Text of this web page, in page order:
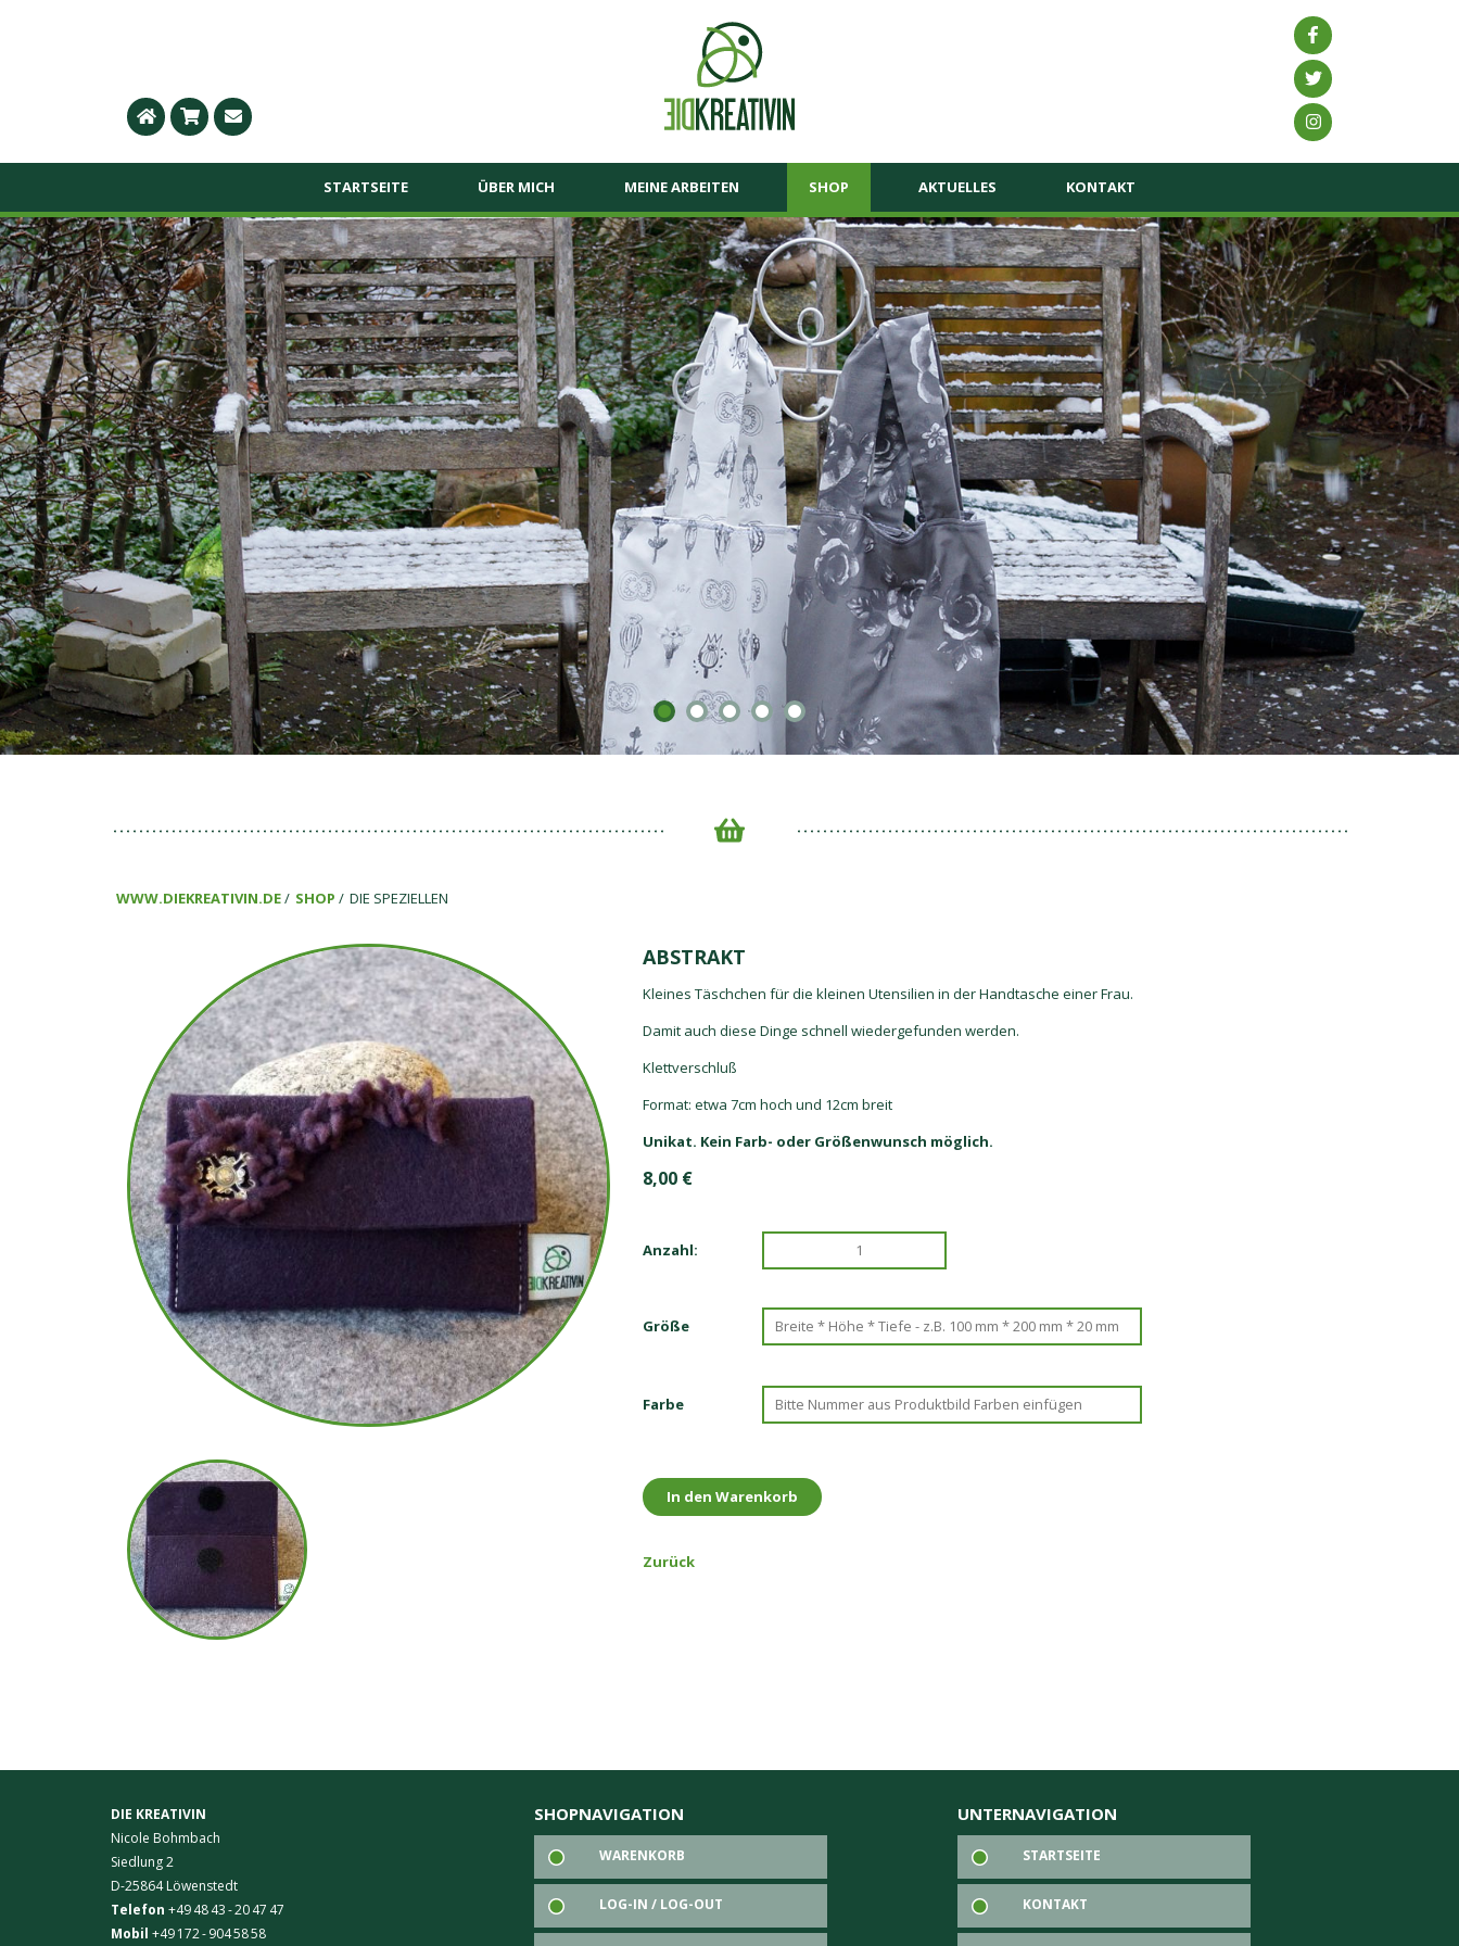
STARTSEITE ÜBER MICH MEINE ARBEITEN SHOP AKTUELLES KONTAKT
WWW.DIEKREATIVIN.DE SHOP DIE SPEZIELLEN
ABSTRAKT
Kleines Täschchen für die kleinen Utensilien in der Handtasche einer Frau.
Damit auch diese Dinge schnell wiedergefunden werden.
Klettverschluß
Format: etwa 7cm hoch und 12cm breit
Unikat. Kein Farb- oder Größenwunsch möglich.
8,00 €
Anzahl:
Größe
Farbe
Zurück
DIE KREATIVIN
Nicole Bohmbach
Siedlung 2
D-25864 Löwenstedt
Telefon +49 48 43 - 20 47 47
Mobil +49 172 - 904 58 58
SHOPNAVIGATION
WARENKORB
LOG-IN / LOG-OUT
UNTERNAVIGATION
STARTSEITE
KONTAKT